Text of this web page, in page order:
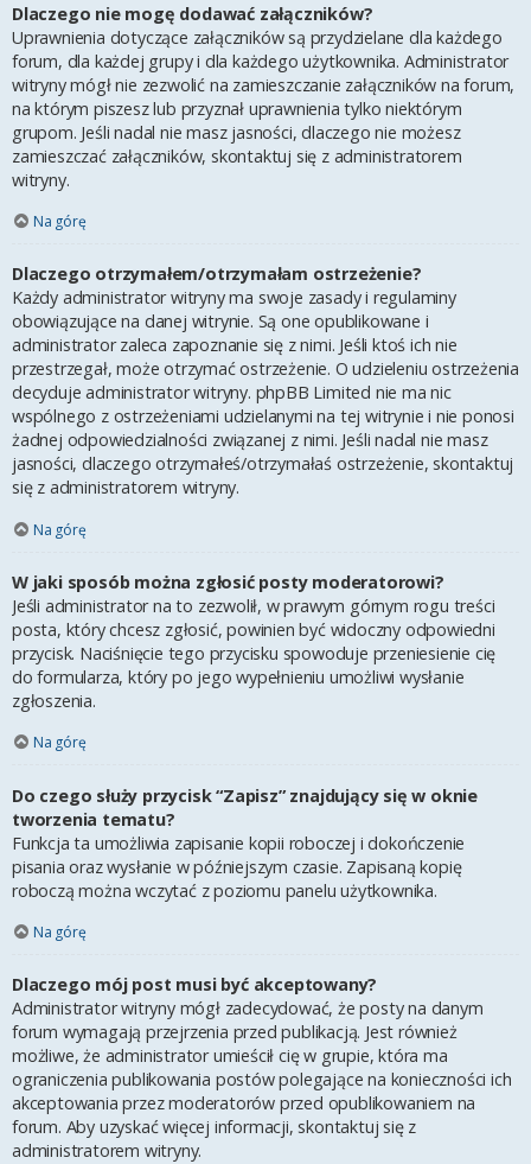
Dlaczego nie mogę dodawać załączników?
Uprawnienia dotyczące załączników są przydzielane dla każdego
forum, dla każdej grupy i dla każdego użytkownika. Administrator
witryny mógł nie zezwolić na zamieszczanie załączników na forum,
na którym piszesz lub przyznał uprawnienia tylko niektórym
grupom. Jeśli nadal nie masz jasności, dlaczego nie możesz
zamieszczać załączników, skontaktuj się z administratorem
witryny.
Na górę
Dlaczego otrzymałem/otrzymałam ostrzeżenie?
Każdy administrator witryny ma swoje zasady i regulaminy
obowiązujące na danej witrynie. Są one opublikowane i
administrator zaleca zapoznanie się z nimi. Jeśli ktoś ich nie
przestrzegał, może otrzymać ostrzeżenie. O udzieleniu ostrzeżenia
decyduje administrator witryny. phpBB Limited nie ma nic
wspólnego z ostrzeżeniami udzielanymi na tej witrynie i nie ponosi
żadnej odpowiedzialności związanej z nimi. Jeśli nadal nie masz
jasności, dlaczego otrzymałeś/otrzymałaś ostrzeżenie, skontaktuj
się z administratorem witryny.
Na górę
W jaki sposób można zgłosić posty moderatorowi?
Jeśli administrator na to zezwolił, w prawym górnym rogu treści
posta, który chcesz zgłosić, powinien być widoczny odpowiedni
przycisk. Naciśnięcie tego przycisku spowoduje przeniesienie cię
do formularza, który po jego wypełnieniu umożliwi wysłanie
zgłoszenia.
Na górę
Do czego służy przycisk “Zapisz” znajdujący się w oknie
tworzenia tematu?
Funkcja ta umożliwia zapisanie kopii roboczej i dokończenie
pisania oraz wysłanie w późniejszym czasie. Zapisaną kopię
roboczą można wczytać z poziomu panelu użytkownika.
Na górę
Dlaczego mój post musi być akceptowany?
Administrator witryny mógł zadecydować, że posty na danym
forum wymagają przejrzenia przed publikacją. Jest również
możliwe, że administrator umieścił cię w grupie, która ma
ograniczenia publikowania postów polegające na konieczności ich
akceptowania przez moderatorów przed opublikowaniem na
forum. Aby uzyskać więcej informacji, skontaktuj się z
administratorem witryny.